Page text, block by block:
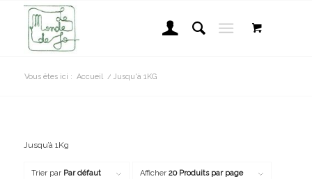
Vous êtes ici : Accueil / Jusqu'à 1KG
Jusqu’à 1Kg
Trier par Par défaut Afficher 20 Produits par page